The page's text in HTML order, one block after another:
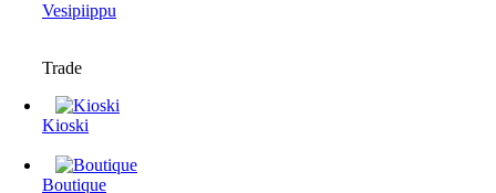
Vesipiippu
Trade
Kioski
Boutique